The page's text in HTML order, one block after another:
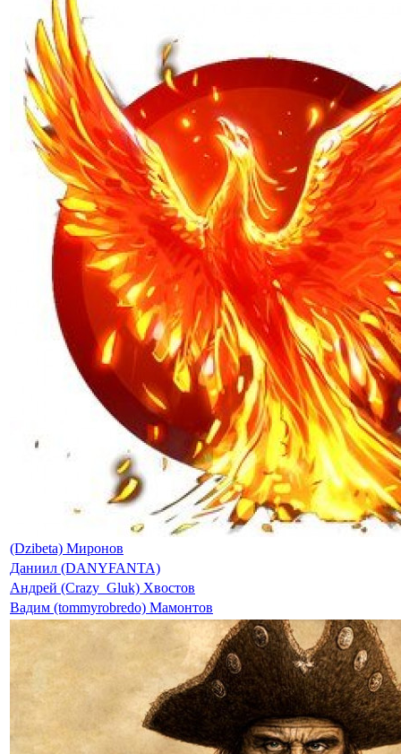
(Dzibeta) Миронов
Даниил (DANYFANTA)
Андрей (Crazy_Gluk) Хвостов
Вадим (tommyrobredo) Мамонтов